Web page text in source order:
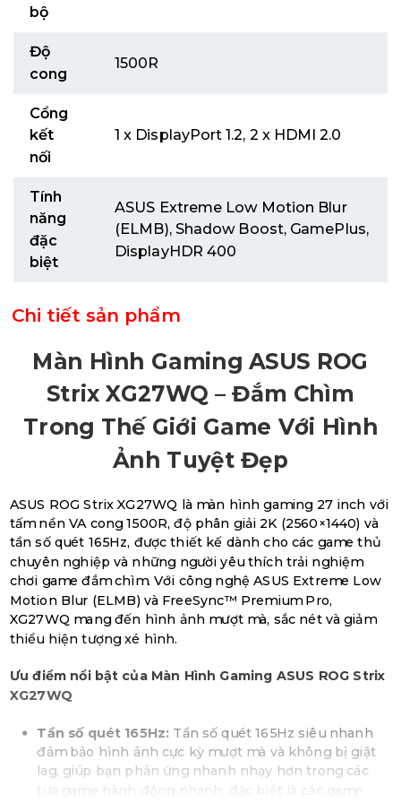
bộ
Độ
cong
1500R
Cổng
kết
nối
1 x DisplayPort 1.2, 2 x HDMI 2.0
Tính
năng
đặc
biệt
ASUS Extreme Low Motion Blur
(ELMB), Shadow Boost, GamePlus,
DisplayHDR 400
Chi tiết sản phẩm
Màn Hình Gaming ASUS ROG
Strix XG27WQ – Đắm Chìm
Trong Thế Giới Game Với Hình
Ảnh Tuyệt Đẹp
ASUS ROG Strix XG27WQ là màn hình gaming 27 inch với
tấm nền VA cong 1500R, độ phân giải 2K (2560×1440) và
tần số quét 165Hz, được thiết kế dành cho các game thủ
chuyên nghiệp và những người yêu thích trải nghiệm
chơi game đắm chìm. Với công nghệ ASUS Extreme Low
Motion Blur (ELMB) và FreeSync™ Premium Pro,
XG27WQ mang đến hình ảnh mượt mà, sắc nét và giảm
thiểu hiện tượng xé hình.
Ưu điểm nổi bật của Màn Hình Gaming ASUS ROG Strix
XG27WQ
Tần số quét 165Hz: Tần số quét 165Hz siêu nhanh
đảm bảo hình ảnh cực kỳ mượt mà và không bị giật
lag, giúp bạn phản ứng nhanh nhạy hơn trong các
tựa game hành động nhanh, đặc biệt là các game